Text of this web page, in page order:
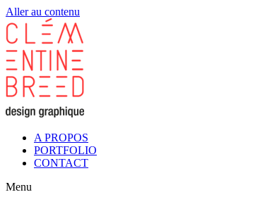
Aller au contenu
A PROPOS
PORTFOLIO
CONTACT
Menu